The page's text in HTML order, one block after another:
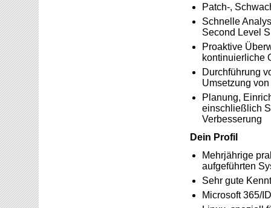
Patch-,
Schnelle
Second Level
Proaktive
kontinuierliche
Durchführung
Umsetzung
Planung,
einschließlich
Verbesserung
Dein Profil
Mehrjährige
aufgeführten
Sehr gute
Microsoft 365/